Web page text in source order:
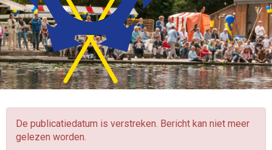
De publicatiedatum is verstreken. Bericht kan niet meer
gelezen worden.